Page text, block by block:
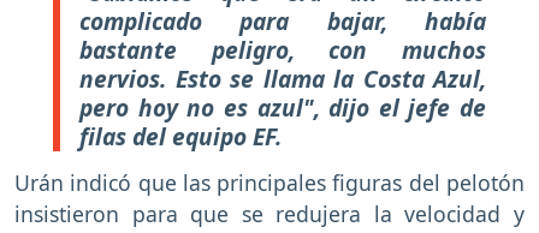
complicado para bajar, había
bastante peligro, con muchos
nervios. Esto se llama la Costa Azul,
pero hoy no es azul", dijo el jefe de
filas del equipo EF.
Urán indicó que las principales figuras del pelotón
insistieron para que se redujera la velocidad y